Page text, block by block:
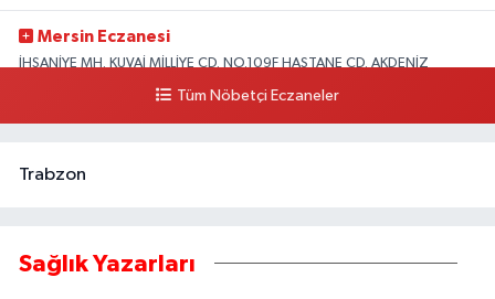
Mersin Eczanesi
İHSANİYE MH. KUVAİ MİLLİYE CD. NO.109F HASTANE CD. AKDENİZ
Tüm Nöbetçi Eczaneler
Trabzon
Sağlık Yazarları